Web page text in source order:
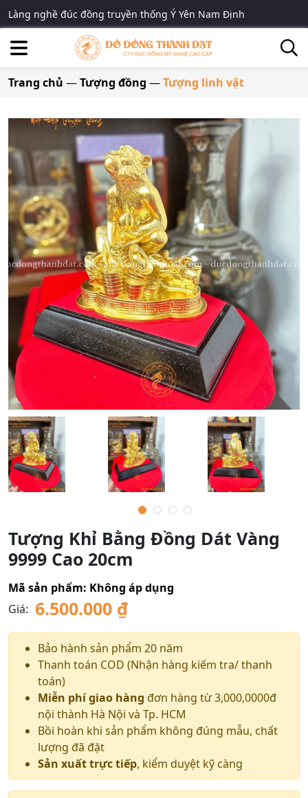
Làng nghề đúc đồng truyền thống Ý Yên Nam Định
Trang chủ —Tượng đồng —Tượng linh vật
Tượng Khỉ Bằng Đồng Dát Vàng
9999 Cao 20cm
Mã sản phẩm: Không áp dụng
Giá: 6.500.000 ₫
Bảo hành sản phẩm 20 năm
Thanh toán COD (Nhận hàng kiếm tra/ thanh
toán)
Miễn phí giao hàng đơn hàng từ 3,000,0000đ
nội thành Hà Nội và Tp. HCM
Bồi hoàn khi sản phẩm không đúng mẫu, chất
lượng đã đặt
Sản xuất trực tiếp, kiểm duyệt kỹ càng